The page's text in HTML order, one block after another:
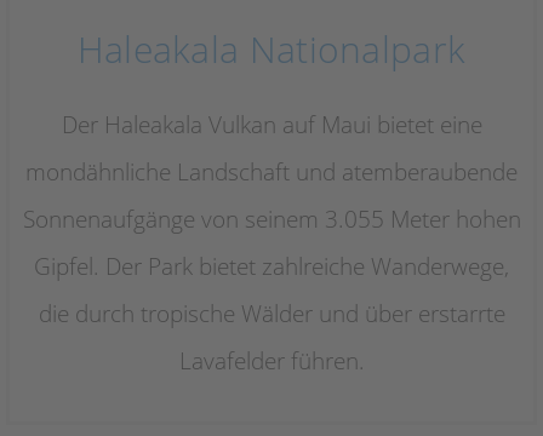
Haleakala Nationalpark
Der Haleakala Vulkan auf Maui bietet eine
mondähnliche Landschaft und atemberaubende
Sonnenaufgänge von seinem 3.055 Meter hohen
Gipfel. Der Park bietet zahlreiche Wanderwege,
die durch tropische Wälder und über erstarrte
Lavafelder führen.